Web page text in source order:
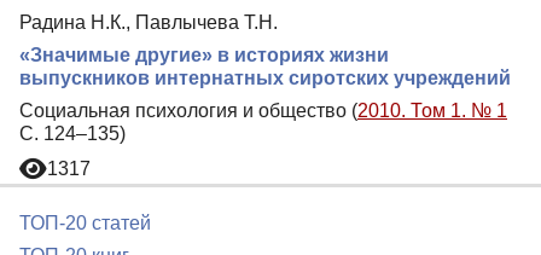
Радина Н.К., Павлычева Т.Н.
«Значимые другие» в историях жизни
выпускников интернатных сиротских учреждений
Социальная психология и общество (2010. Том 1. № 1
С. 124–135)
1317
ТОП-20 статей